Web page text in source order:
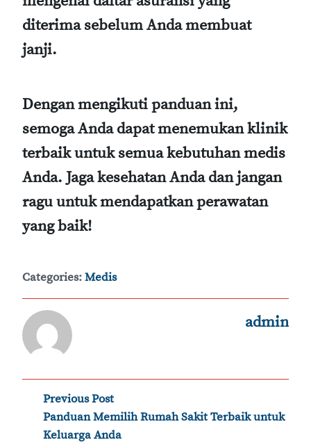
diterima sebelum Anda membuat
janji.
Dengan mengikuti panduan ini,
semoga Anda dapat menemukan klinik
terbaik untuk semua kebutuhan medis
Anda. Jaga kesehatan Anda dan jangan
ragu untuk mendapatkan perawatan
yang baik!
Categories:Medis
admin
Post
navigation
Previous Post
Panduan Memilih Rumah Sakit Terbaik untuk
Keluarga Anda